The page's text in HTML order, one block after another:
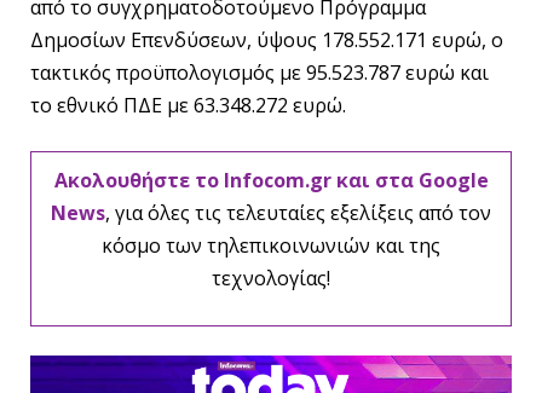
από το συγχρηματοδοτούμενο Πρόγραμμα
Δημοσίων Επενδύσεων, ύψους 178.552.171 ευρώ, ο
τακτικός προϋπολογισμός με 95.523.787 ευρώ και
το εθνικό ΠΔΕ με 63.348.272 ευρώ.
Ακολουθήστε το Infocom.gr και στα Google
News, για όλες τις τελευταίες εξελίξεις από τον
κόσμο των τηλεπικοινωνιών και της
τεχνολογίας!